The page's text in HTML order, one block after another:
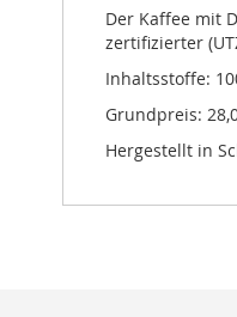
Der Kaffee mit
zertifizierter
Inhaltsstoffe:
Grundpreis:
Hergestellt in